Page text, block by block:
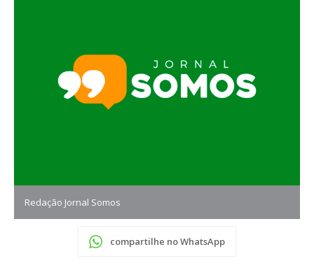
Redação Jornal Somos
compartilhe no WhatsApp